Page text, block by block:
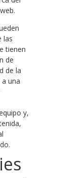
las
tienen
de
de la
una
y,